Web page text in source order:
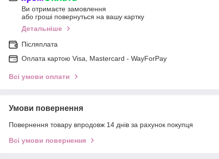
Ви отримаєте замовлення
або гроші повернуться на вашу картку
Детальніше
Післяплата
Оплата картою Visa, Mastercard - WayForPay
Всі умови оплати
Умови повернення
Повернення товару впродовж 14 днів за рахунок покупця
Всі умови повернення